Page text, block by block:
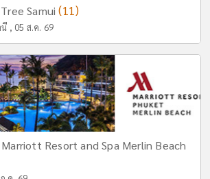
Samui(11)
, 05 ส.ค. 69
Resort and Spa Merlin Beach